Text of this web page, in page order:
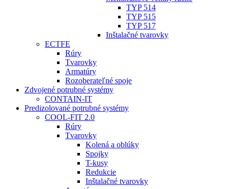
TYP 514
TYP 515
TYP 517
Inštalačné tvarovky
ECTFE
Rúry
Tvarovky
Armatúry
Rozoberateľné spoje
Zdvojené potrubné systémy
CONTAIN-IT
Predizolované potrubné systémy
COOL-FIT 2.0
Rúry
Tvarovky
Kolená a oblúky
Spojky
T-kusy
Redukcie
Inštalačné tvarovky